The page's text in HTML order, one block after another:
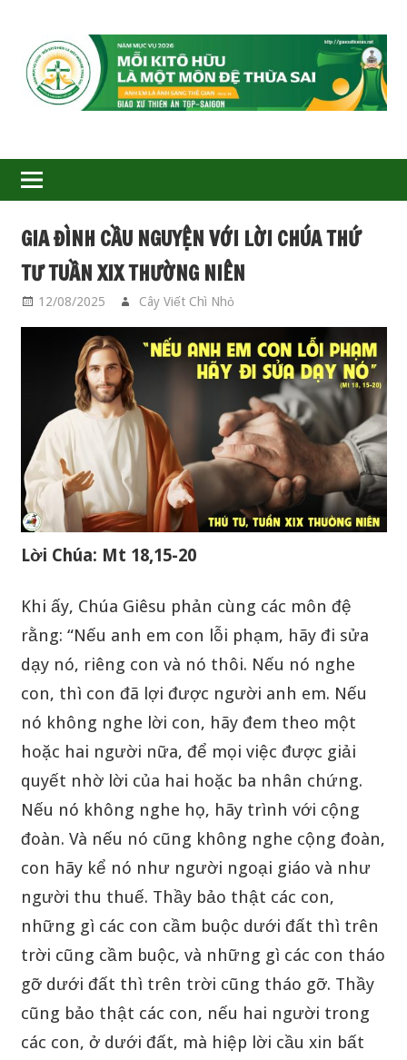
GIÁO
XỨ
THIÊN
ÂN-
TGP
SAIGON
GIA ĐÌNH CẦU NGUYỆN VỚI LỜI CHÚA THỨ
TƯ TUẦN XIX THƯỜNG NIÊN
12/08/2025 Cây Viết Chì Nhỏ
Lời Chúa: Mt 18,15-20
Khi ấy, Chúa Giêsu phản cùng các môn đệ
rằng: “Nếu anh em con lỗi phạm, hãy đi sửa
dạy nó, riêng con và nó thôi. Nếu nó nghe
con, thì con đã lợi được người anh em. Nếu
nó không nghe lời con, hãy đem theo một
hoặc hai người nữa, để mọi việc được giải
quyết nhờ lời của hai hoặc ba nhân chứng.
Nếu nó không nghe họ, hãy trình với cộng
đoàn. Và nếu nó cũng không nghe cộng đoàn,
con hãy kể nó như người ngoại giáo và như
người thu thuế. Thầy bảo thật các con,
những gì các con cầm buộc dưới đất thì trên
trời cũng cầm buộc, và những gì các con tháo
gỡ dưới đất thì trên trời cũng tháo gỡ. Thầy
cũng bảo thật các con, nếu hai người trong
các con, ở dưới đất, mà hiệp lời cầu xin bất